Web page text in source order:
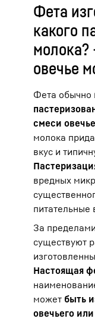
Фета
какого
молока?
овечье
Фета обычно
смеси
молока
вкус и
вредных
питательные
За
существуют
Настоящая
может быть
овечьего